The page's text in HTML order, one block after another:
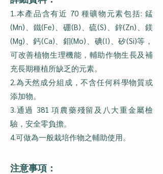
1.本產品含有近 70 種礦物元素包括: 錳
(Mn)、鐵(Fe)、硼(B)、硫(S)、鋅(Zn)、鎂
(Mg)、鈣(Ca)、鉬(Mo)、碘(I)、矽(Si)等，
可改善植物生理機能，輔助作物生長及補
充長期種植所缺乏的元素。
2.為天然成分組成，不含任何科學物質或
添加物。
3.通過 381 項農藥殘留及八大重金屬檢
驗，安全零負擔。
4.可做為一般栽培作物之輔助使用。
注意事項：